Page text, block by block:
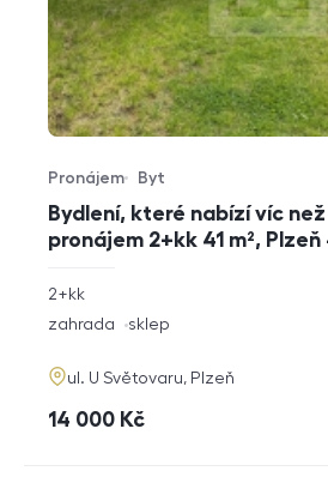
Bydlení, které nabízí víc
pronájem 2+kk 41 m²,
Typ nabídky
Pronájem
Typ nemovitosti
Byt
rozměry
2+kk
funkce
zahrada sklep
adresa
ul. U Světovaru, Plzeň
cena
14 000 Kč